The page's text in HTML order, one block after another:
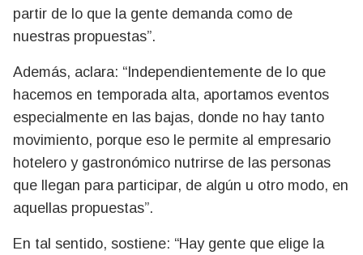
partir de lo que la gente demanda como de
nuestras propuestas”.
Además, aclara: “Independientemente de lo que
hacemos en temporada alta, aportamos eventos
especialmente en las bajas, donde no hay tanto
movimiento, porque eso le permite al empresario
hotelero y gastronómico nutrirse de las personas
que llegan para participar, de algún u otro modo, en
aquellas propuestas”.
En tal sentido, sostiene: “Hay gente que elige la